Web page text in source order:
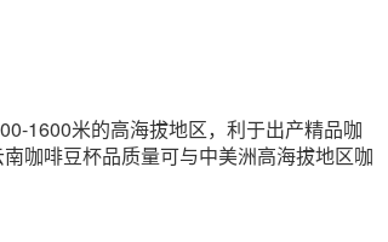
1600米的高海拔地区，利于出产精品咖
咖啡豆杯品质量可与中美洲高海拔地区咖